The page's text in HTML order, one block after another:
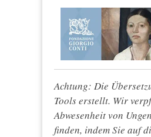
Achtung: Die
Tools erstellt. Wir
Abwesenheit von
finden, indem Sie auf